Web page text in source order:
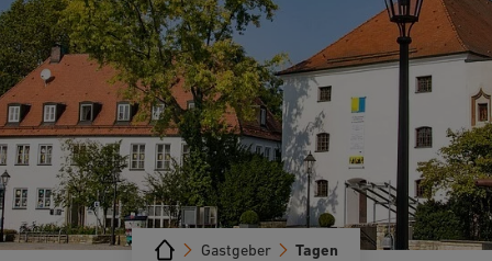
Tagen
Gastgeber